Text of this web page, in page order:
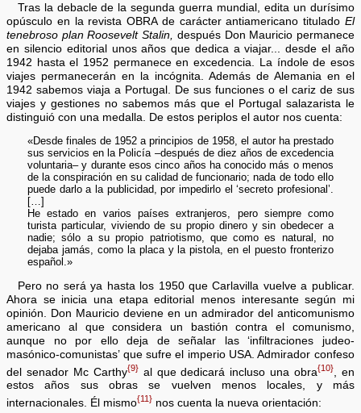
Tras la debacle de la segunda guerra mundial, edita un durísimo
opúsculo en la revista OBRA de carácter antiamericano titulado El
tenebroso plan Roosevelt Stalin, después Don Mauricio permanece
en silencio editorial unos años que dedica a viajar... desde el año
1942 hasta el 1952 permanece en excedencia. La índole de esos
viajes permanecerán en la incógnita. Además de Alemania en el
1942 sabemos viaja a Portugal. De sus funciones o el cariz de sus
viajes y gestiones no sabemos más que el Portugal salazarista le
distinguió con una medalla. De estos periplos el autor nos cuenta:
«Desde finales de 1952 a principios de 1958, el autor ha prestado
sus servicios en la Policía –después de diez años de excedencia
voluntaria– y durante esos cinco años ha conocido más o menos
de la conspiración en su calidad de funcionario; nada de todo ello
puede darlo a la publicidad, por impedirlo el ‘secreto profesional’.
[…]
He estado en varios países extranjeros, pero siempre como
turista particular, viviendo de su propio dinero y sin obedecer a
nadie; sólo a su propio patriotismo, que como es natural, no
dejaba jamás, como la placa y la pistola, en el puesto fronterizo
español.»
Pero no será ya hasta los 1950 que Carlavilla vuelve a publicar.
Ahora se inicia una etapa editorial menos interesante según mi
opinión. Don Mauricio deviene en un admirador del anticomunismo
americano al que considera un bastión contra el comunismo,
aunque no por ello deja de señalar las ‘infiltraciones judeo-
masónico-comunistas’ que sufre el imperio USA. Admirador confeso
del senador Mc Carthy{9}al que dedicará incluso una obra{10}, en
estos años sus obras se vuelven menos locales, y más
internacionales. Él mismo{11} nos cuenta la nueva orientación: